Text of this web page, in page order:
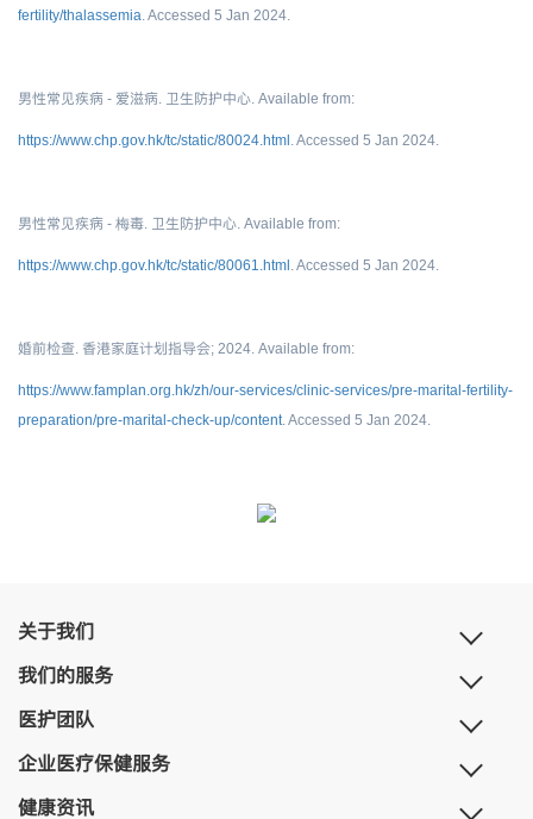
fertility/thalassemia. Accessed 5 Jan 2024.
男性常见疾病 - 爱滋病. 卫生防护中心. Available from:
https://www.chp.gov.hk/tc/static/80024.html . Accessed 5 Jan 2024.
男性常见疾病 - 梅毒. 卫生防护中心. Available from:
https://www.chp.gov.hk/tc/static/80061.html . Accessed 5 Jan 2024.
婚前检查. 香港家庭计划指导会; 2024. Available from:
https://www.famplan.org.hk/zh/our-services/clinic-services/pre-marital-fertility-
preparation/pre-marital-check-up/content. Accessed 5 Jan 2024.
关于我们
我们的服务
医护团队
企业医疗保健服务
健康资讯